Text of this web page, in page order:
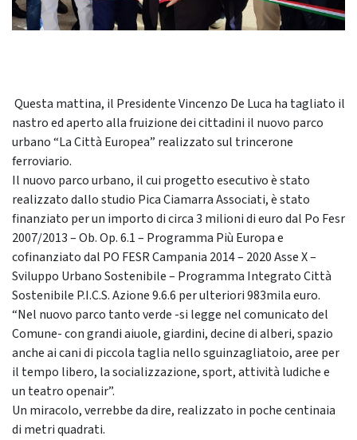
Questa mattina, il Presidente Vincenzo De Luca ha tagliato il
nastro ed aperto alla fruizione dei cittadini il nuovo parco
urbano “La Città Europea” realizzato sul trincerone
ferroviario.
Il nuovo parco urbano, il cui progetto esecutivo è stato
realizzato dallo studio Pica Ciamarra Associati, è stato
finanziato per un importo di circa 3 milioni di euro dal Po Fesr
2007/2013 – Ob. Op. 6.1 – Programma Più Europa e
cofinanziato dal PO FESR Campania 2014 – 2020 Asse X –
Sviluppo Urbano Sostenibile – Programma Integrato Città
Sostenibile P.I.C.S. Azione 9.6.6 per ulteriori 983mila euro.
“Nel nuovo parco tanto verde -si legge nel comunicato del
Comune- con grandi aiuole, giardini, decine di alberi, spazio
anche ai cani di piccola taglia nello sguinzagliatoio, aree per
il tempo libero, la socializzazione, sport, attività ludiche e
un teatro openair”.
Un miracolo, verrebbe da dire, realizzato in poche centinaia
di metri quadrati.